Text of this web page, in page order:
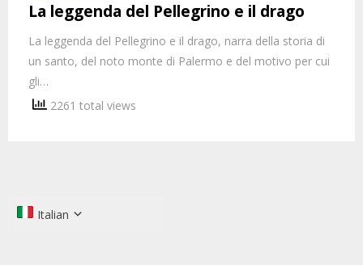
La leggenda del Pellegrino e il drago
La leggenda del Pellegrino e il drago, narra della storia di
un santo, del noto monte di Palermo e del motivo per cui
gli…
2261 total views
Italian